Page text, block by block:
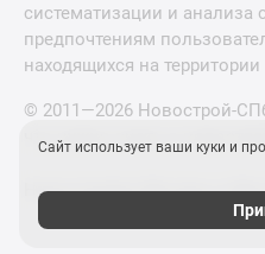
систематизации и анализа
предпочтениям
находящихся на
© 2011—2026 Новострой-
что нужно знать о
Новостройки Москвы и
Сайт использует ваши куки и